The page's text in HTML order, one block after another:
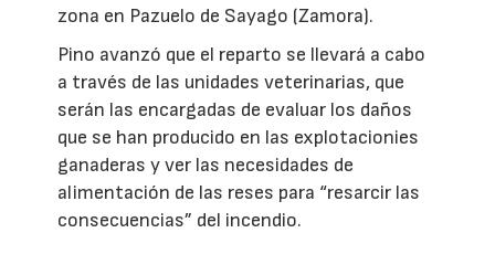
zona en Pazuelo de Sayago (Zamora).
Pino avanzó que el reparto se llevará a cabo
a través de las unidades veterinarias, que
serán las encargadas de evaluar los daños
que se han producido en las explotacionies
ganaderas y ver las necesidades de
alimentación de las reses para “resarcir las
consecuencias” del incendio.